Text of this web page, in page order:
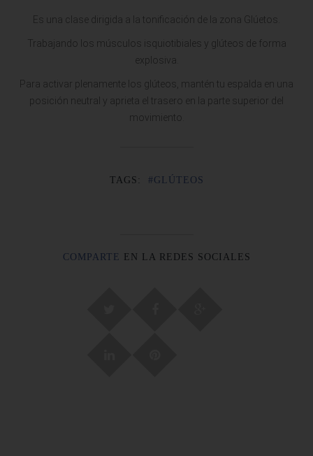
Es una clase dirigida a la tonificación de la zona Glúetos.
Trabajando los músculos isquiotibiales y glúteos de forma
explosiva.
Para activar plenamente los glúteos, mantén tu espalda en una
posición neutral y aprieta el trasero en la parte superior del
movimiento.
TAGS: #GLÚTEOS
COMPARTE EN LA REDES SOCIALES